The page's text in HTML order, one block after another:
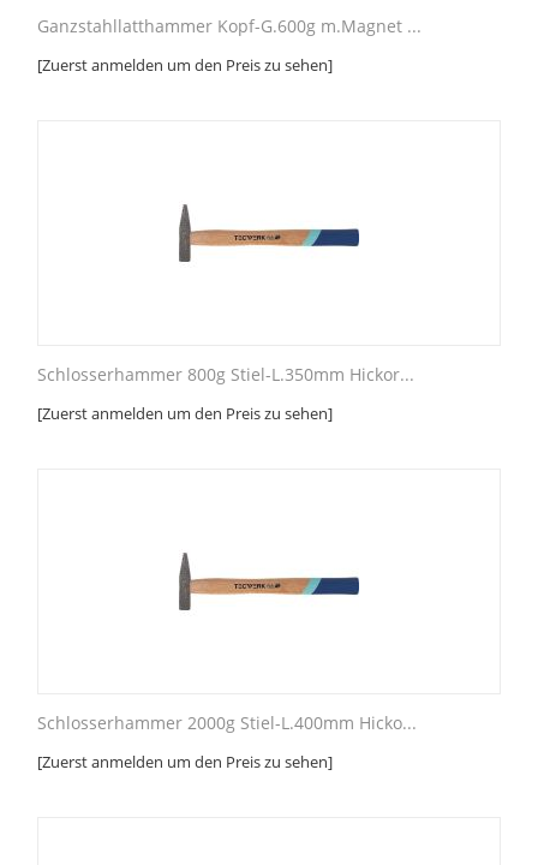
Ganzstahllatthammer Kopf-G.600g m.Magnet ...
[Zuerst anmelden um den Preis zu sehen]
Schlosserhammer 800g Stiel-L.350mm Hickor...
[Zuerst anmelden um den Preis zu sehen]
Schlosserhammer 2000g Stiel-L.400mm Hicko...
[Zuerst anmelden um den Preis zu sehen]